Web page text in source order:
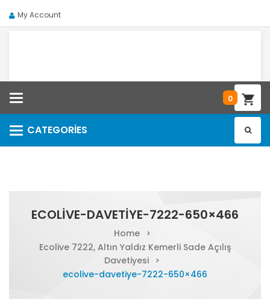
My Account
0
CATEGORIES
Categories
ECOLIVE-DAVETIYE-7222-650×466
Home
>
Ecolive 7222, Altın Yaldız Kemerli Sade Açılış
Davetiyesi >
ecolive-davetiye-7222-650×466